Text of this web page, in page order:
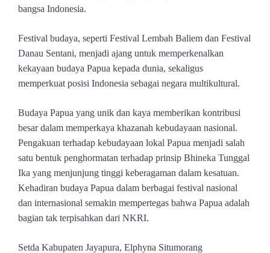
bangsa Indonesia.
Festival budaya, seperti Festival Lembah Baliem dan Festival
Danau Sentani, menjadi ajang untuk memperkenalkan
kekayaan budaya Papua kepada dunia, sekaligus
memperkuat posisi Indonesia sebagai negara multikultural.
Budaya Papua yang unik dan kaya memberikan kontribusi
besar dalam memperkaya khazanah kebudayaan nasional.
Pengakuan terhadap kebudayaan lokal Papua menjadi salah
satu bentuk penghormatan terhadap prinsip Bhineka Tunggal
Ika yang menjunjung tinggi keberagaman dalam kesatuan.
Kehadiran budaya Papua dalam berbagai festival nasional
dan internasional semakin mempertegas bahwa Papua adalah
bagian tak terpisahkan dari NKRI.
Setda Kabupaten Jayapura, Elphyna Situmorang